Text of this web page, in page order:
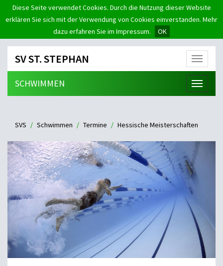
Diese Seite verwendet Cookies. Durch die Nutzung dieser Website
erklären Sie sich mit der Verwendung von Cookies einverstanden. Mehr
dazu erfahren Sie im Impressum.
OK
Menü
SV ST. STEPHAN
Menü
SCHWIMMEN
SVS Schwimmen Termine Hessische Meisterschaften